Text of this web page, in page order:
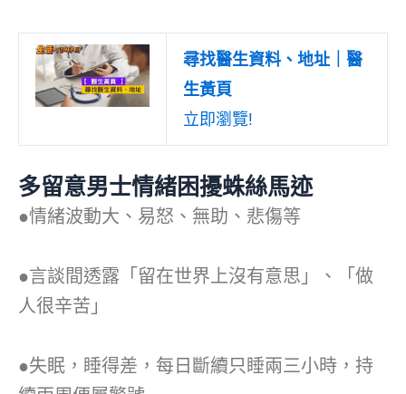
尋找醫生資料、地址｜醫
生黃頁
立即瀏覽!
多留意男士情緒困擾蛛絲馬迹
●情緒波動大、易怒、無助、悲傷等
●言談間透露「留在世界上沒有意思」、「做
人很辛苦」
●失眠，睡得差，每日斷續只睡兩三小時，持